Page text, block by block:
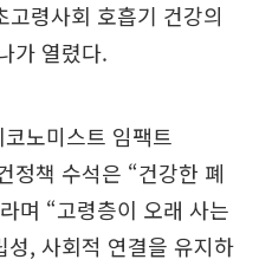
고령사회 호흡기 건강의
가 열렸다.
노미스트 임팩트
책 수석은 “건강한 폐
며 “고령층이 오래 사는
, 사회적 연결을 유지하